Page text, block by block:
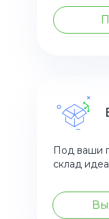
Под ваши
склад